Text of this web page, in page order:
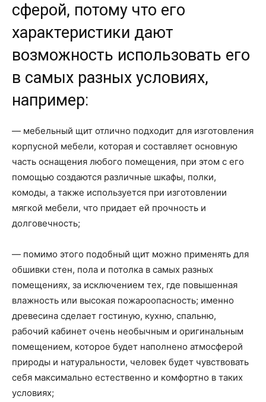
сферой, потому что его
характеристики дают
возможность использовать его
в самых разных условиях,
например:
— мебельный щит отлично подходит для изготовления
корпусной мебели, которая и составляет основную
часть оснащения любого помещения, при этом с его
помощью создаются различные шкафы, полки,
комоды, а также используется при изготовлении
мягкой мебели, что придает ей прочность и
долговечность;
— помимо этого подобный щит можно применять для
обшивки стен, пола и потолка в самых разных
помещениях, за исключением тех, где повышенная
влажность или высокая пожароопасность; именно
древесина сделает гостиную, кухню, спальню,
рабочий кабинет очень необычным и оригинальным
помещением, которое будет наполнено атмосферой
природы и натуральности, человек будет чувствовать
себя максимально естественно и комфортно в таких
условиях;